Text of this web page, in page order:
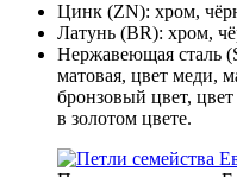
Цинк (ZN): хром,
Латунь (BR): хром,
Нержавеющая сталь
матовая, цвет меди,
бронзовый цвет,
в золотом цвете.